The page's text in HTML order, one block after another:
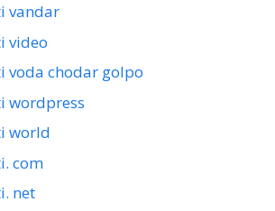
vandar
video
voda chodar golpo
wordpress
world
com
net